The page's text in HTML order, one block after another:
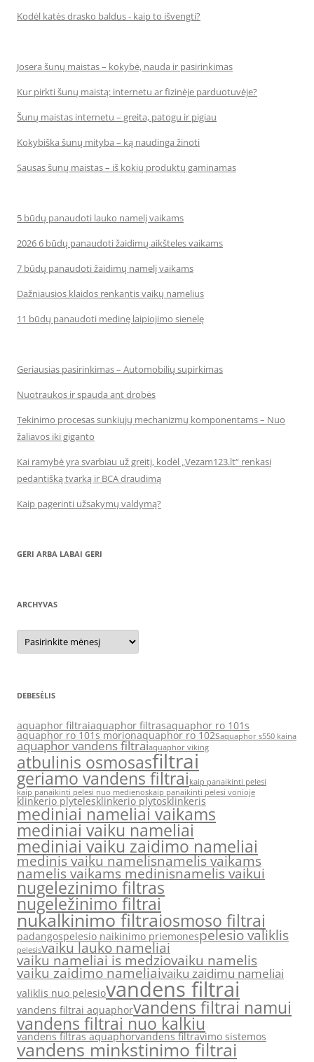
Kodėl katės drasko baldus - kaip to išvengti?
Josera šunų maistas – kokybė, nauda ir pasirinkimas
Kur pirkti šunų maistą: internetu ar fizinėje parduotuvėje?
Šunų maistas internetu – greita, patogu ir pigiau
Kokybiška šunų mityba – ką naudinga žinoti
Sausas šunų maistas – iš kokių produktų gaminamas
5 būdų panaudoti lauko namelį vaikams
2026 6 būdų panaudoti žaidimų aikšteles vaikams
7 būdų panaudoti žaidimų namelį vaikams
Dažniausios klaidos renkantis vaikų namelius
11 būdų panaudoti medinę laipiojimo sienelę
Geriausias pasirinkimas – Automobilių supirkimas
Nuotraukos ir spauda ant drobės
Tekinimo procesas sunkiųjų mechanizmų komponentams – Nuo
žaliavos iki giganto
Kai ramybė yra svarbiau už greitį, kodėl „Vezam123.lt“ renkasi
pedantišką tvarką ir BCA draudimą
Kaip pagerinti užsakymų valdymą?
GERI ARBA LABAI GERI
ARCHYVAS
Archyvas
DEBESĖLIS
aquaphor filtraiaquaphor filtrasaquaphor ro 101s
aquaphor ro 101s morionaquaphor ro 102saquaphor s550 kaina
aquaphor vandens filtraiaquaphor viking
atbulinis osmosasfiltrai
geriamo vandens filtraikaip panaikinti pelesi
kaip panaikinti pelesi nuo medienoskaip panaikinti pelesi vonioje
klinkerio plytelesklinkerio plytosklinkeris
mediniai nameliai vaikams
mediniai vaiku nameliai
mediniai vaiku zaidimo nameliai
medinis vaiku namelisnamelis vaikams
namelis vaikams medinisnamelis vaikui
nugelezinimo filtras
nugeležinimo filtrai
nukalkinimo filtraiosmoso filtrai
padangospelesio naikinimo priemonespelesio valiklis
pelesisvaiku lauko nameliai
vaiku nameliai is medziovaiku namelis
vaiku zaidimo nameliaivaiku zaidimu nameliai
valiklis nuo pelesiovandens filtrai
vandens filtrai aquaphorvandens filtrai namui
vandens filtrai nuo kalkiu
vandens filtras aquaphorvandens filtravimo sistemos
vandens minkstinimo filtrai